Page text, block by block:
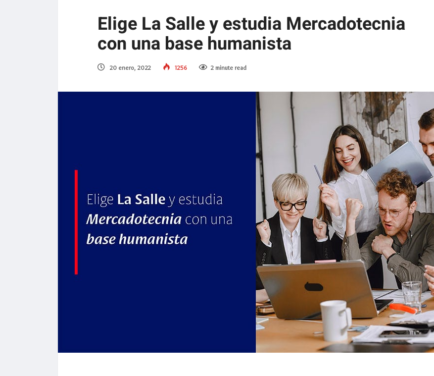
Elige La Salle y estudia Mercadotecnia
con una base humanista
20 enero, 2022 1256 2 minute read